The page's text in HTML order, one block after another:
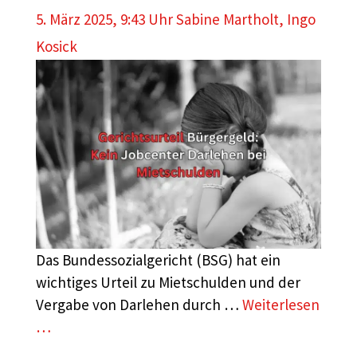
5. März 2025, 9:43 UhrSabine Martholt, Ingo
Kosick
Das Bundessozialgericht (BSG) hat ein
wichtiges Urteil zu Mietschulden und der
Vergabe von Darlehen durch … Weiterlesen
…